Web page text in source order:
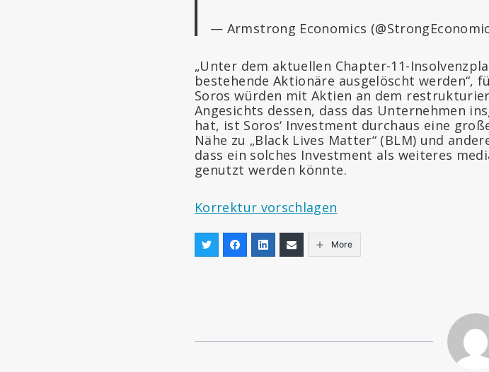
— Armstrong Economics
„Unter dem aktuellen Chapter-11-
bestehende Aktionäre ausgelöscht werden“,
Soros würden mit Aktien an dem
Angesichts dessen, dass das Unternehmen
hat, ist Soros‘ Investment durchaus eine
Nähe zu „Black Lives Matter“ (BLM) und
dass ein solches Investment als weiteres
genutzt werden könnte.
Korrektur vorschlagen
More